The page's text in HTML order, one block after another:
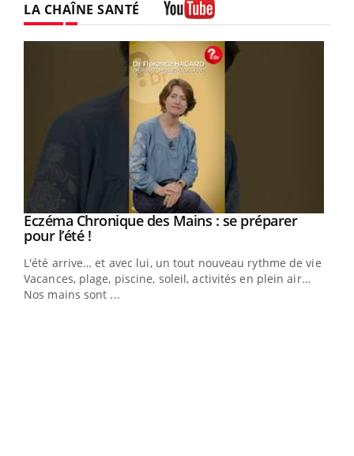
LA CHAÎNE SANTÉ
Youtube
Eczéma Chronique des Mains : se préparer
pour l’été !Youtube
L'été arrive… et avec lui, un tout nouveau rythme de vie !
Vacances, plage, piscine, soleil, activités en plein air…
Nos mains sont ...